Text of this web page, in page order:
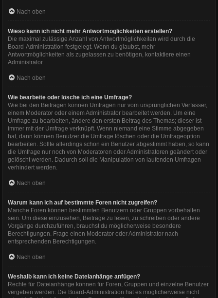
Nach oben
Wieso kann ich nicht mehr Antwortmöglichkeiten erstellen?
Die maximal zulässige Anzahl von Antwortmöglichkeiten wird durch die
Board-Administration festgelegt. Wenn du glaubst, mehr
Antwortmöglichkeiten als zugelassen zu benötigen, kontaktiere einen
Administrator.
Nach oben
Wie bearbeite oder lösche ich eine Umfrage?
Wie bei den Beiträgen können Umfragen nur vom ursprünglichen Verfasser,
einem Moderator oder einem Administrator bearbeitet werden. Um eine
Umfrage zu bearbeiten, ändere den ersten Beitrag des Themas; dieser ist
immer mit der Umfrage verknüpft. Wenn niemand eine Stimme abgegeben
hat, dann können Benutzer die Umfrage löschen oder die Umfrageoption
bearbeiten. Sollte allerdings schon ein Benutzer abgestimmt haben, so kann
die Umfrage nur noch von Moderatoren oder Administratoren geändert oder
gelöscht werden. Dadurch soll die Manipulation von laufenden Umfragen
verhindert werden.
Nach oben
Warum kann ich auf bestimmte Foren nicht zugreifen?
Manche Foren können bestimmten Benutzern oder Gruppen vorbehalten
sein. Um diese einzusehen, Beiträge zu lesen, zu schreiben oder andere
Vorgänge durchzuführen, brauchst du möglicherweise besondere
Berechtigungen. Frage einen Moderator oder Administrator nach
entsprechenden Berechtigungen.
Nach oben
Weshalb kann ich keine Dateianhänge anfügen?
Rechte für Dateianhänge können für Foren, Gruppen und einzelne Benutzer
vergeben werden. Die Board-Administration hat es möglicherweise nicht